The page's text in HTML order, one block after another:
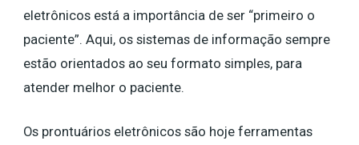
eletrônicos está a importância de ser “primeiro o
paciente”. Aqui, os sistemas de informação sempre
estão orientados ao seu formato simples, para
atender melhor o paciente.
Os prontuários eletrônicos são hoje ferramentas